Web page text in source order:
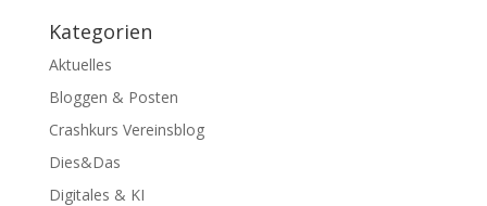
Kategorien
Aktuelles
Bloggen & Posten
Crashkurs Vereinsblog
Dies&Das
Digitales & KI